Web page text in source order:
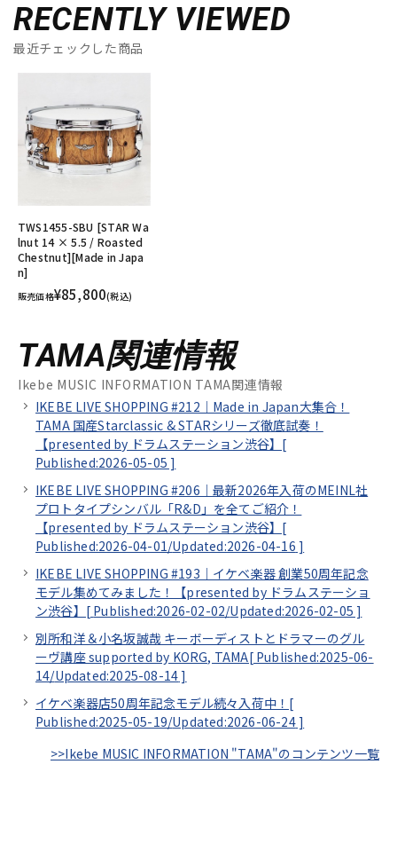
RECENTLY VIEWED
最近チェックした商品
TWS1455-SBU [STAR Wa
lnut 14 × 5.5 / Roasted
Chestnut][Made in Japa
n]
販売価格¥85,800(税込)
TAMA関連情報
Ikebe MUSIC INFORMATION TAMA関連情報
IKEBE LIVE SHOPPING #212｜Made in Japan大集合！
TAMA 国産Starclassic & STARシリーズ徹底試奏！
【presented by ドラムステーション渋谷】[
Published:2026-05-05 ]
IKEBE LIVE SHOPPING #206｜最新2026年入荷のMEINL社
プロトタイプシンバル「R&D」を全てご紹介！
【presented by ドラムステーション渋谷】[
Published:2026-04-01/Updated:2026-04-16 ]
IKEBE LIVE SHOPPING #193｜イケベ楽器 創業50周年記念
モデル集めてみました！【presented by ドラムステーショ
ン渋谷】[ Published:2026-02-02/Updated:2026-02-05 ]
別所和洋＆小名坂誠哉 キーボーディストとドラマーのグル
ーヴ講座 supported by KORG, TAMA[ Published:2025-06-
14/Updated:2025-08-14 ]
イケベ楽器店50周年記念モデル続々入荷中！[
Published:2025-05-19/Updated:2026-06-24]
>>Ikebe MUSIC INFORMATION "TAMA"のコンテンツ一覧